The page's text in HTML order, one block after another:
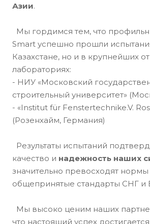
Азии.
Мы гордимся тем, что
Smart успешно прошли
Казахстане, но и в крупнейших
лабораториях:
- НИУ «Московский
строительный университет»
- «Institut für Fenstertechnike.V.
(Розенхайм, Германия)
Результаты испытаний
качество и надежность наших
значительно превосходят
общепринятые стандарты СНГ и
Мы высоко ценим наших
что настоящий успех